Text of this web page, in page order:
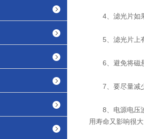
4、滤光片如果
5、滤光片上有
6、避免将磁悬
7、要尽量减少
8、电源电压波
用寿命又影响很